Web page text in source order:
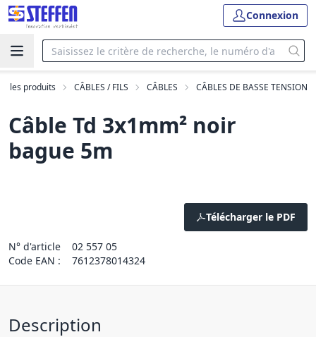
Connexion
les produits CÂBLES / FILS CÂBLES CÂBLES DE BASSE TENSION
Câble Td 3x1mm² noir
bague 5m
Télécharger le PDF
N° d'article
02 557 05
Code EAN :
7612378014324
Description